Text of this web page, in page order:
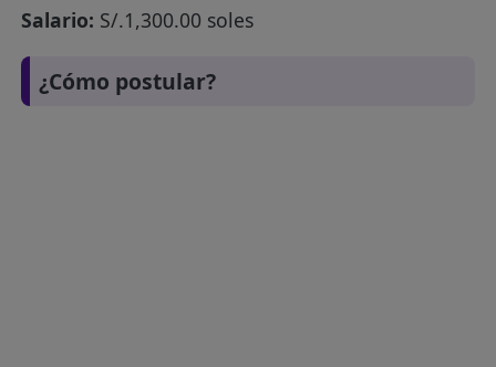
Salario: S/.1,300.00 soles
¿Cómo postular?